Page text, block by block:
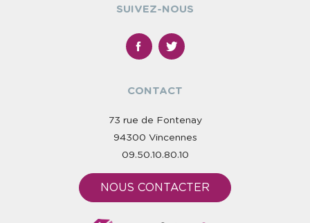
SUIVEZ-NOUS
CONTACT
73 rue de Fontenay
94300 Vincennes
09.50.10.80.10
NOUS CONTACTER